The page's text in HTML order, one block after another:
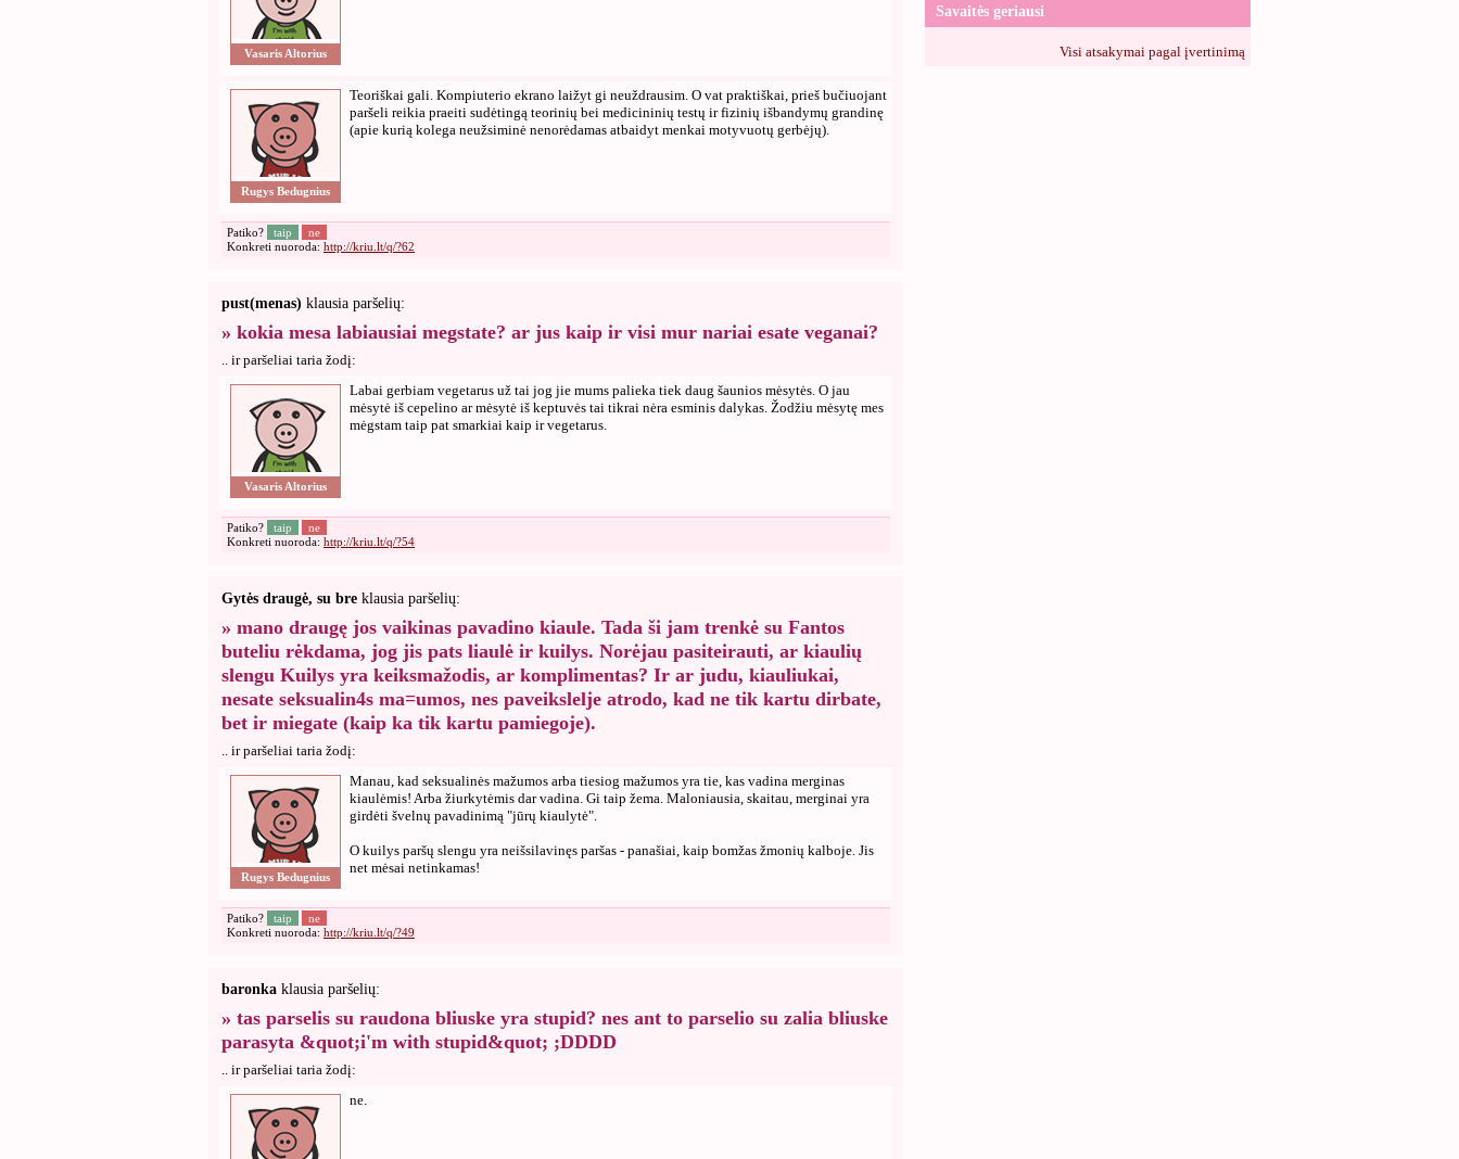
Vasaris Altorius
Rugys Bedugnius
Teoriškai gali. Kompiuterio ekrano laižyt gi neuždrausim. O vat praktiškai, prieš bučiuojant
paršeli reikia praeiti sudėtingą teorinių bei medicininių testų ir fizinių išbandymų grandinę
(apie kurią kolega neužsiminė nenorėdamas atbaidyt menkai motyvuotų gerbėjų).
Patiko? taip
ne
Konkreti nuoroda: http://kriu.lt/q/?62
pust(menas) klausia paršelių:
» kokia mesa labiausiai megstate? ar jus kaip ir visi mur nariai esate veganai?
.. ir paršeliai taria žodį:
Vasaris Altorius
Labai gerbiam vegetarus už tai jog jie mums palieka tiek daug šaunios mėsytės. O jau
mėsytė iš cepelino ar mėsytė iš keptuvės tai tikrai nėra esminis dalykas. Žodžiu mėsytę mes
mėgstam taip pat smarkiai kaip ir vegetarus.
Patiko? taip
ne
Konkreti nuoroda: http://kriu.lt/q/?54
Gytės draugė, su bre klausia paršelių:
» mano draugę jos vaikinas pavadino kiaule. Tada ši jam trenkė su Fantos
buteliu rėkdama, jog jis pats liaulė ir kuilys. Norėjau pasiteirauti, ar kiaulių
slengu Kuilys yra keiksmažodis, ar komplimentas? Ir ar judu, kiauliukai,
nesate seksualin4s ma=umos, nes paveikslelje atrodo, kad ne tik kartu dirbate,
bet ir miegate (kaip ka tik kartu pamiegoje).
.. ir paršeliai taria žodį:
Rugys Bedugnius
Manau, kad seksualinės mažumos arba tiesiog mažumos yra tie, kas vadina merginas
kiaulėmis! Arba žiurkytėmis dar vadina. Gi taip žema. Maloniausia, skaitau, merginai yra
girdėti švelnų pavadinimą "jūrų kiaulytė".
O kuilys paršų slengu yra neišsilavinęs paršas - panašiai, kaip bomžas žmonių kalboje. Jis
net mėsai netinkamas!
Patiko? taip
ne
Konkreti nuoroda: http://kriu.lt/q/?49
baronka klausia paršelių:
» tas parselis su raudona bliuske yra stupid? nes ant to parselio su zalia bliuske
parasyta &quot;i'm with stupid&quot; ;DDDD
.. ir paršeliai taria žodį:
ne.
Savaitės geriausi
Visi atsakymai pagal įvertinimą